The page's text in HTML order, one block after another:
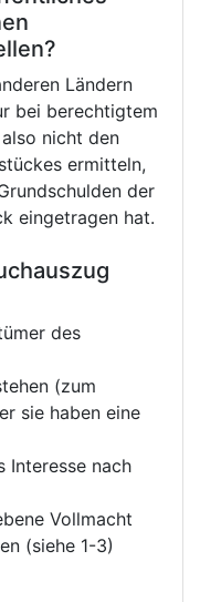
Ländern
bei berechtigtem
nicht den
ermitteln,
der
eingetragen hat.
des
(zum
sie haben eine
Interesse nach
Vollmacht
(siehe 1-3)